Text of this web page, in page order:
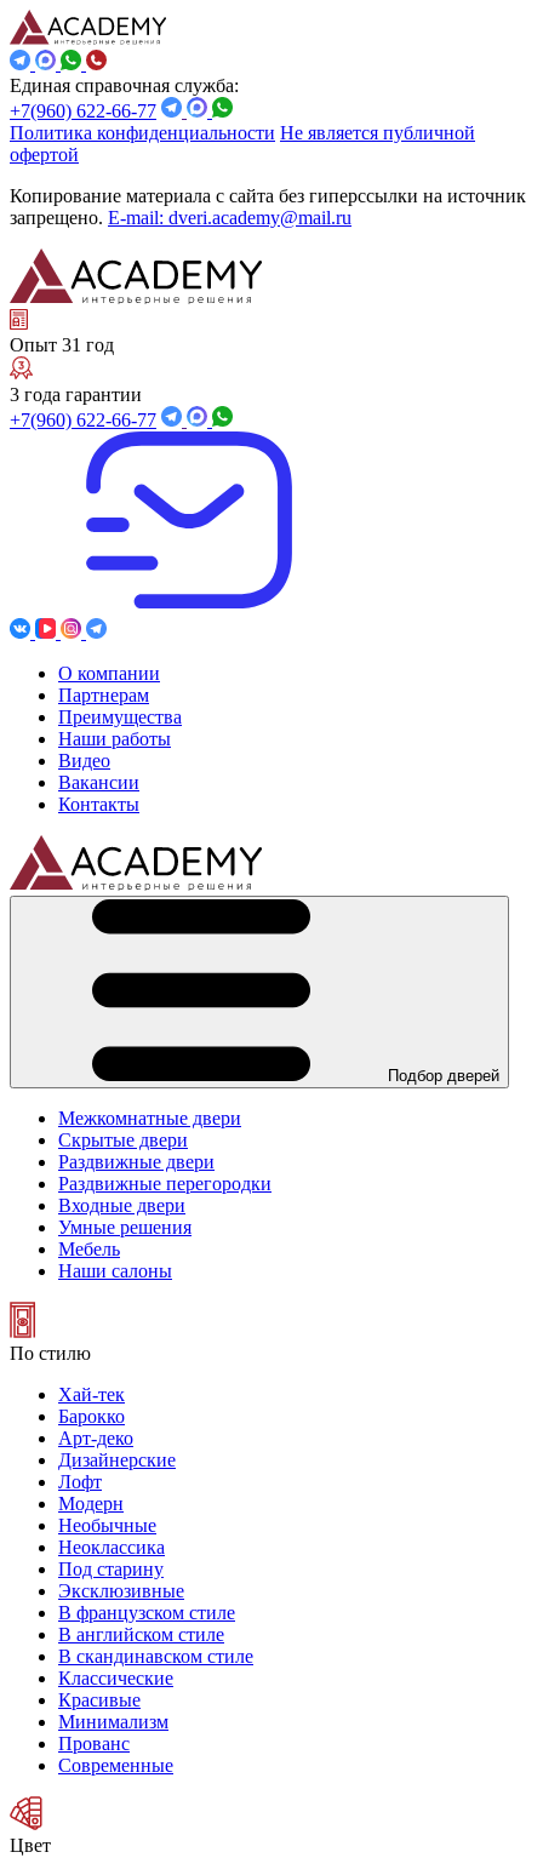
Единая справочная служба:
+7(960) 622-66-77
Политика конфиденциальности Не является публичной
офертой
Копирование материала с сайта без гиперссылки на источник
запрещено. E-mail: dveri.academy@mail.ru
Опыт 31 год
3 года гарантии
+7(960) 622-66-77
О компании
Партнерам
Преимущества
Наши работы
Видео
Вакансии
Контакты
Подбор дверей
Межкомнатные двери
Скрытые двери
Раздвижные двери
Раздвижные перегородки
Входные двери
Умные решения
Мебель
Наши салоны
По стилю
Хай-тек
Барокко
Арт-деко
Дизайнерские
Лофт
Модерн
Необычные
Неоклассика
Под старину
Эксклюзивные
В французском стиле
В английском стиле
В скандинавском стиле
Классические
Красивые
Минимализм
Прованс
Современные
Цвет